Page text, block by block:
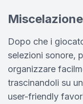
Dopo che i
selezioni sonore,
organizzare
trascinandoli su
user-friendly